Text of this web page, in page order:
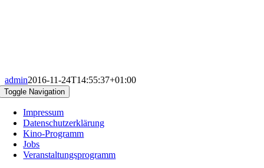
admin2016-11-24T14:55:37+01:00
Toggle Navigation
Impressum
Datenschutzerklärung
Kino-Programm
Jobs
Veranstaltungsprogramm